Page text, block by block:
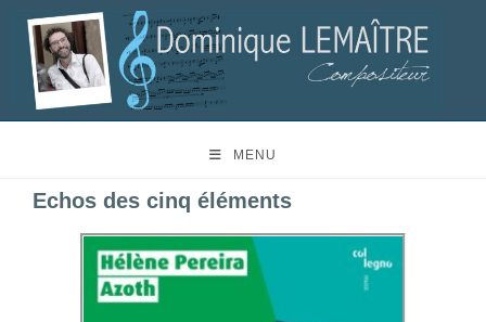
MENU
Echos des cinq éléments